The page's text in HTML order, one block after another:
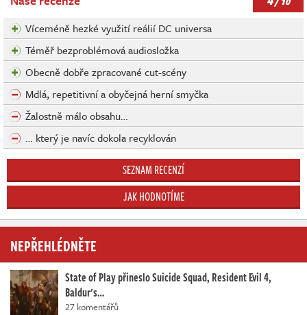
Víceméně hezké využití reálií DC universa
Téměř bezproblémová audiosložka
Obecně dobře zpracované cut-scény
Mdlá, repetitivní a obyčejná herní smyčka
Žalostně málo obsahu…
… který je navíc dokola recyklován
SEZNAM RECENZÍ
JAK HODNOTÍME
NEPŘEHLÉDNĚTE
State of Play přineslo Suicide Squad, Resident Evil 4,
Baldur's…
27 komentářů